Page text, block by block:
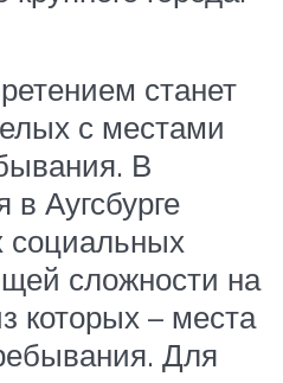
станет
с местами
В
Аугсбурге
социальных
сложности на
которых – места
Для